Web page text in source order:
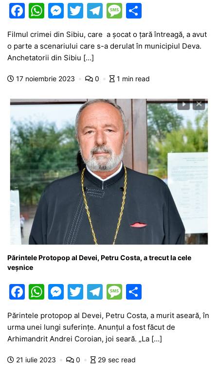
F
c
e
b
o
o
k
W
h
at
s
A
p
p
M
e
s
s
e
n
g
er
T
itt
er
T
e
a
m
M
s
a
e
ar
ta
a
z
ă
Filmul crimei din Sibiu, care a șocat o țară întreagă, a avut
o parte a scenariului care s-a derulat în municipiul Deva.
Anchetatorii din Sibiu […]
17 noiembrie 2023 0 1 min read
Părintele Protopop al Devei, Petru Costa, a trecut la cele
veșnice
F
c
e
b
W
at
s
A
p
M
s
s
e
n
T
itt
er
T
e
gr
a
m
M
s
s
a
g
ta
je
Părintele protopop al Devei, Petru Costa, a murit aseară, în
urma unei lungi suferințe. Anunțul a fost făcut de
Arhimandrit Andrei Coroian, joi seară. „La […]
21 iulie 2023 0 29 sec read